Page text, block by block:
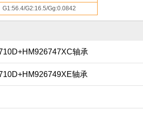
Aa:/Ab:
G1:56.4/G2:16.5/Gg:0.0842
轴承
轴承